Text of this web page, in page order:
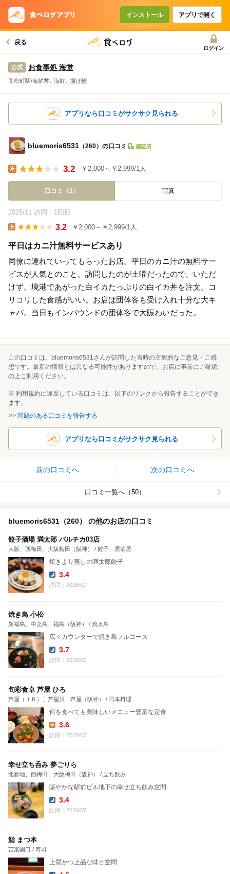
インストール アプリで開く
戻る
ログイン
公式 お食事処 海堂
高松町駅/海鮮丼､ 海鮮､ 揚げ物
アプリなら口コミがサクサク見られる
bluemoris6531 （260）の口コミ 認証済
3.2 ￥2,000～￥2,999/1人
口コミ（1） 写真
2025/11 訪問 1回目
3.2 ￥2,000～￥2,999/1人
平日はカニ汁無料サービスあり
同僚に連れていってもらったお店。平日のカニ汁の無料サー
ビスが人気とのこと。訪問したのが土曜だったので、いただ
けず。境港であがった白イカたっぷりの白イカ丼を注文。コ
リコリした食感がいい。お店は団体客も受け入れ十分な大キ
ャパ。当日もインバウンドの団体客で大賑わいだった。
この口コミは、bluemoris6531さんが訪問した当時の主観的なご意見・ご感
想です。最新の情報とは異なる可能性がありますので、お店に事前にご確認
の上ご利用ください。
※ 利用規約に違反している口コミは、以下のリンクから報告することができ
ます。
>> 問題のある口コミを報告する
アプリなら口コミがサクサク見られる
前の口コミへ 次の口コミへ
口コミ一覧へ（50）
bluemoris6531（260） の他のお店の口コミ
餃子酒場 満太郎 バルチカ03店
大阪、西梅田、大阪梅田（阪神） / 餃子、居酒屋
焼きより蒸しの満太郎餃子
Dinner:
3.4
訪問：2026/07
焼き鳥 小松
新福島、中之島、福島（阪神） / 焼き鳥
広々カウンターで焼き鳥フルコース
Dinner:
3.7
訪問：2026/07
旬彩食卓 芦屋 ひろ
芦屋（ＪＲ）、芦屋川、芦屋（阪神） / 日本料理
何を食べても美味しいメニュー豊富な定食
Lunch:
3.6
訪問：2026/07
幸せ立ち呑み 夢ごりら
北新地、西梅田、大阪梅田（阪神） / 立ち飲み
賑やかな駅前ビル地下の幸せ立ち飲み空間
Dinner:
3.4
訪問：2026/07
鮨 まつ本
苦楽園口 / 寿司
上質かつ上品な味と空間